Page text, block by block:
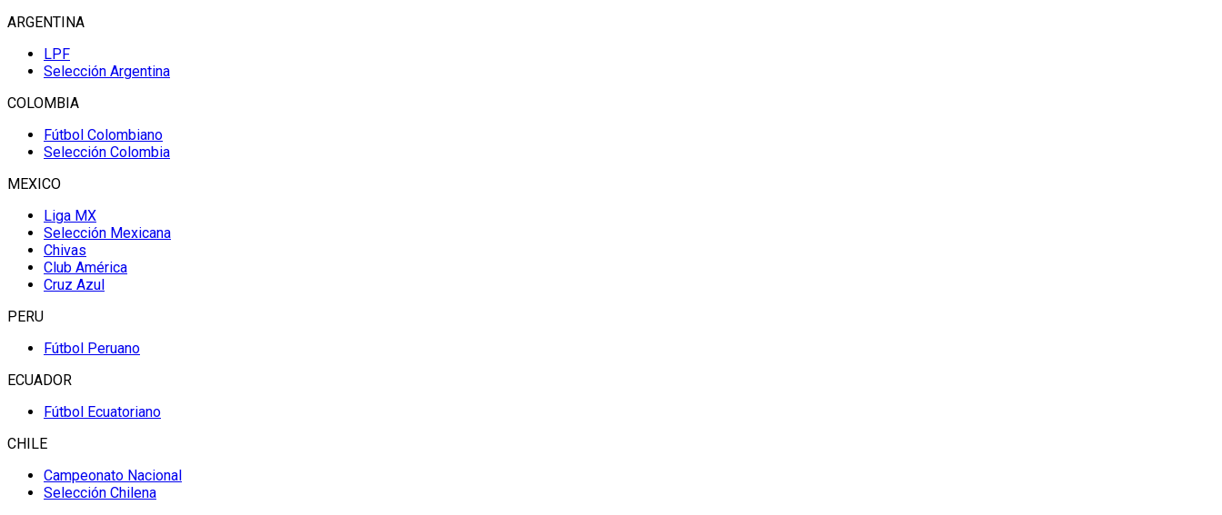
ARGENTINA
LPF
Selección Argentina
COLOMBIA
Fútbol Colombiano
Selección Colombia
MEXICO
Liga MX
Selección Mexicana
Chivas
Club América
Cruz Azul
PERU
Fútbol Peruano
ECUADOR
Fútbol Ecuatoriano
CHILE
Campeonato Nacional
Selección Chilena